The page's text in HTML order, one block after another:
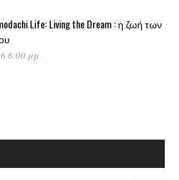
Life: Living the Dream : η ζωή των
6:00 μμ